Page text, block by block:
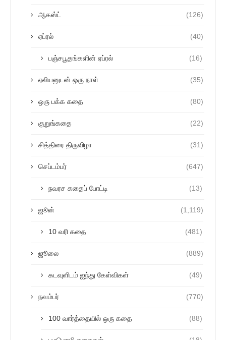
ஆகஸ்ட் (126)
ஏப்ரல் (40)
பஞ்சபூதங்களின் ஏப்ரல் (16)
ஏலியனுடன் ஒரு நாள் (35)
ஒரு பக்க கதை (80)
குறுங்கதை (22)
சித்திரை திருவிழா (31)
செப்டம்பர் (647)
நவரச கதைப் போட்டி (13)
ஜூன் (1,119)
10 வரி கதை (481)
ஜூலை (889)
கடவுளிடம் ஐந்து கேள்விகள் (49)
நவம்பர் (770)
100 வார்த்தையில் ஒரு கதை (88)